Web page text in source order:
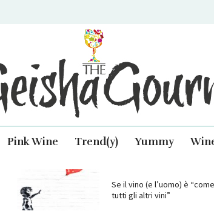
Pink Wine Trend(y) Yummy
Se il vino (e l’uomo) è “come
tutti gli altri vini”